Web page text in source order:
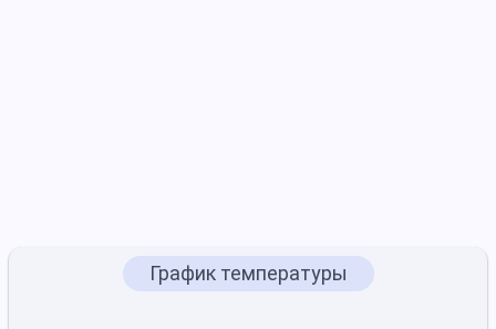
График температуры